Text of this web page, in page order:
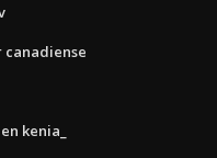
canadiense
kenia_